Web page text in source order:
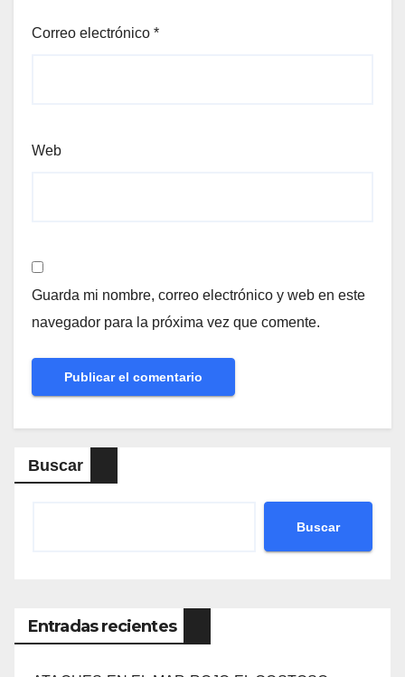
Correo electrónico *
Web
Guarda mi nombre, correo electrónico y web en este
navegador para la próxima vez que comente.
Buscar
Buscar
Entradas recientes